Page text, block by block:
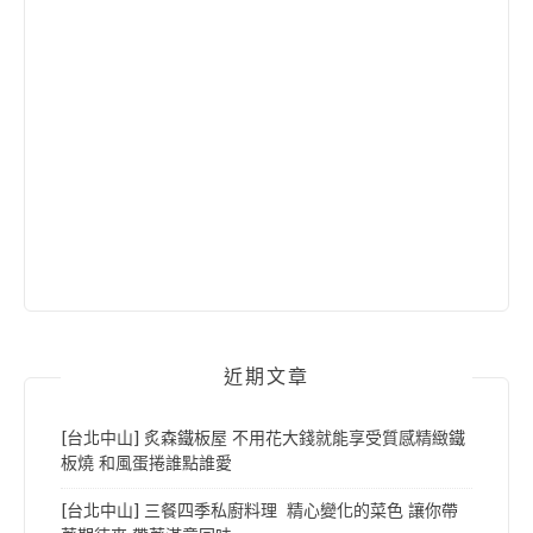
近期文章
[台北中山] 炙森鐵板屋 不用花大錢就能享受質感精緻鐵
板燒 和風蛋捲誰點誰愛
[台北中山] 三餐四季私廚料理 精心變化的菜色 讓你帶